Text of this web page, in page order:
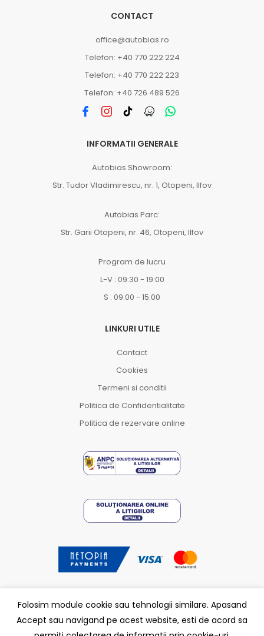
CONTACT
office@autobias.ro
Telefon: +40 770 222 224
Telefon: +40 770 222 223
Telefon: +40 726 489 526
INFORMATII GENERALE
Autobias Showroom:
Str. Tudor Vladimirescu, nr. 1, Otopeni, Ilfov
Autobias Parc:
Str. Garii Otopeni, nr. 46, Otopeni, Ilfov
Program de lucru
L-V : 09:30 - 19:00
S : 09:00 - 15:00
LINKURI UTILE
Contact
Cookies
Termeni si conditii
Politica de Confidentialitate
Politica de rezervare online
Partener Carmatik.
Folosim module cookie sau tehnologii similare. Apasand
Accept sau navigand pe acest website, esti de acord sa